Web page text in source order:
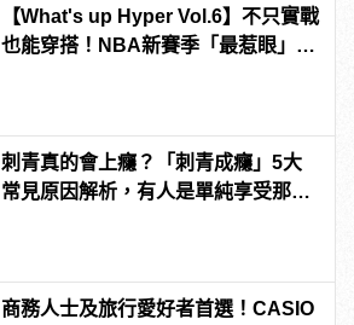
【What's up Hyper Vol.6】不只實戰
也能穿搭！NBA新賽季「最惹眼」明
刺青真的會上癮？「刺青成癮」5大
常見原因解析，有人是單純享受那種
商務人士及旅行愛好者首選！CASIO